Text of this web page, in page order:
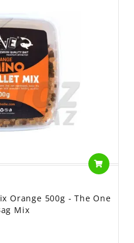
legnépszerűbb termékeit
a gyors, pörgős method
is.
tapadás, gyors bontás és
őket, amelyek azonnal az
Pop-Up, Oldódó):
kritikusan kikönnyített csalik
etetőpelletről vagy magas
The One minőséget kínál.
Orange 500g - The One
Mix